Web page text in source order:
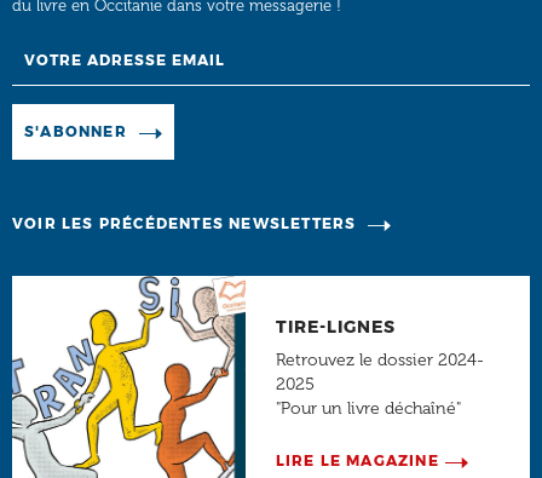
du livre en Occitanie dans votre messagerie !
S'ABONNER
VOIR LES PRÉCÉDENTES NEWSLETTERS
TIRE-LIGNES
Retrouvez le dossier 2024-
2025
"Pour un livre déchaîné"
LIRE LE MAGAZINE